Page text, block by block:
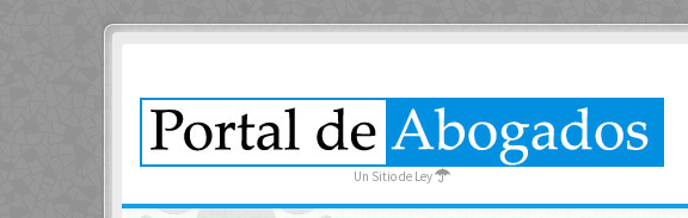
Un Sitio de Ley